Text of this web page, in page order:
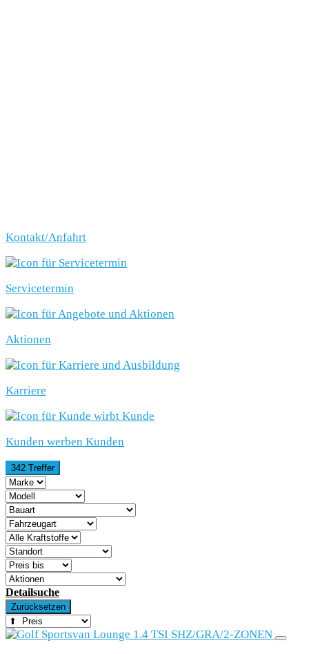
Kontakt/Anfahrt
Servicetermin
Aktionen
Karriere
Kunden werben Kunden
342 Treffer
Detailsuche
Zurücksetzen